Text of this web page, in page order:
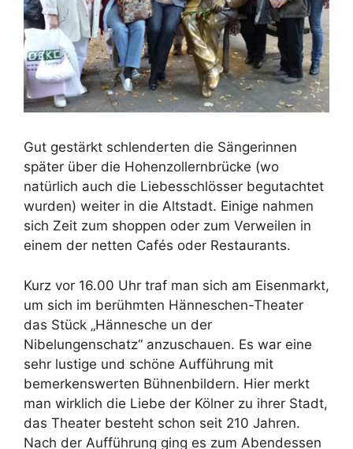
Gut gestärkt schlenderten die Sängerinnen
später über die Hohenzollernbrücke (wo
natürlich auch die Liebesschlösser begutachtet
wurden) weiter in die Altstadt. Einige nahmen
sich Zeit zum shoppen oder zum Verweilen in
einem der netten Cafés oder Restaurants.
Kurz vor 16.00 Uhr traf man sich am Eisenmarkt,
um sich im berühmten Hänneschen-Theater
das Stück „Hännesche un der
Nibelungenschatz“ anzuschauen. Es war eine
sehr lustige und schöne Aufführung mit
bemerkenswerten Bühnenbildern. Hier merkt
man wirklich die Liebe der Kölner zu ihrer Stadt,
das Theater besteht schon seit 210 Jahren.
Nach der Aufführung ging es zum Abendessen